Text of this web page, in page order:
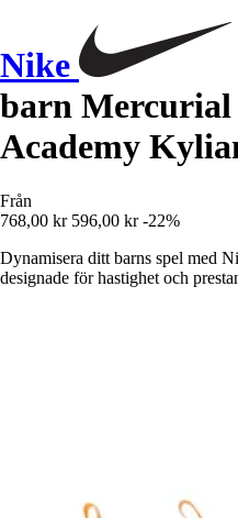
Nike
barn Mercurial
Academy
Från
768,00 kr 596,00 kr -22%
Dynamisera ditt barns spel med
designade för hastighet och